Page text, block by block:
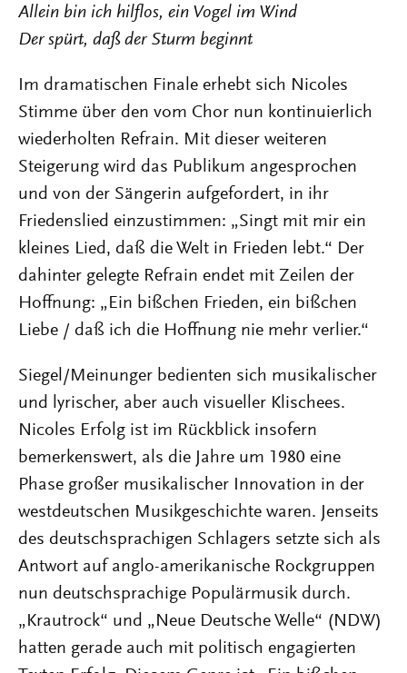
Allein bin ich hilflos, ein Vogel im Wind
Der spürt, daß der Sturm beginnt
Im dramatischen Finale erhebt sich Nicoles
Stimme über den vom Chor nun kontinuierlich
wiederholten Refrain. Mit dieser weiteren
Steigerung wird das Publikum angesprochen
und von der Sängerin aufgefordert, in ihr
Friedenslied einzustimmen: „Singt mit mir ein
kleines Lied, daß die Welt in Frieden lebt.“ Der
dahinter gelegte Refrain endet mit Zeilen der
Hoffnung: „Ein bißchen Frieden, ein bißchen
Liebe / daß ich die Hoffnung nie mehr verlier.“
Siegel/Meinunger bedienten sich musikalischer
und lyrischer, aber auch visueller Klischees.
Nicoles Erfolg ist im Rückblick insofern
bemerkenswert, als die Jahre um 1980 eine
Phase großer musikalischer Innovation in der
westdeutschen Musikgeschichte waren. Jenseits
des deutschsprachigen Schlagers setzte sich als
Antwort auf anglo-amerikanische Rockgruppen
nun deutschsprachige Populärmusik durch.
„Krautrock“ und „Neue Deutsche Welle“ (NDW)
hatten gerade auch mit politisch engagierten